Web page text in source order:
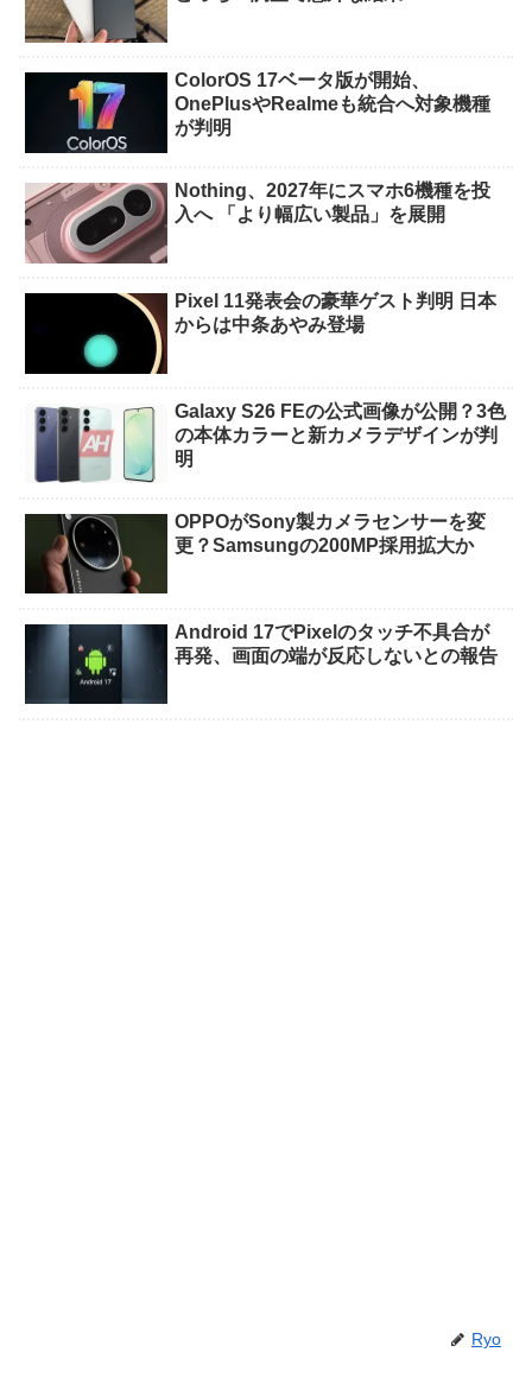
ColorOS 17ベータ版が開始、
OnePlusやRealmeも統合へ対象機種
が判明
Nothing、2027年にスマホ6機種を投
入へ 「より幅広い製品」を展開
Pixel 11発表会の豪華ゲスト判明 日本
からは中条あやみ登場
Galaxy S26 FEの公式画像が公開？3色
の本体カラーと新カメラデザインが判
明
OPPOがSony製カメラセンサーを変
更？Samsungの200MP採用拡大か
Android 17でPixelのタッチ不具合が
再発、画面の端が反応しないとの報告
Ryo